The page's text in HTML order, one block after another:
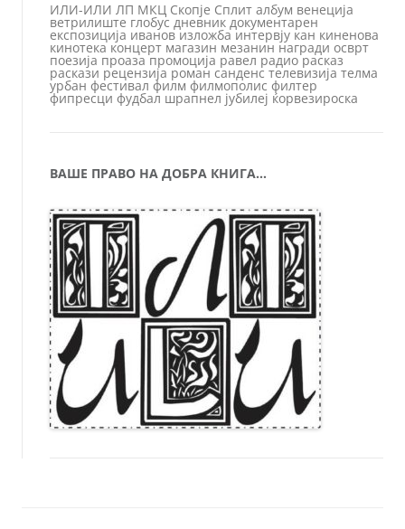
ИЛИ-ИЛИ ЛП МКЦ Скопје Сплит албум венеција
ветрилиште глобус дневник документарен
експозиција иванов изложба интервју кан киненова
кинотека концерт магазин мезанин награди осврт
поезија проаза промоција равел радио расказ
раскази рецензија роман санденс телевизија телма
урбан фестивал филм филмополис филтер
фипресци фудбал шрапнел јубилеј ќорвезироска
ВАШЕ ПРАВО НА ДОБРА КНИГА…